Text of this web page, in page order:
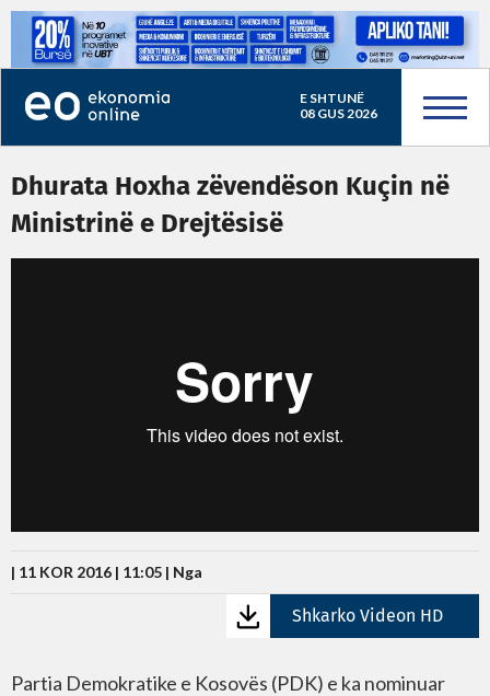
E SHTUNË
08 GUS 2026
Dhurata Hoxha zëvendëson Kuçin në
Ministrinë e Drejtësisë
| 11 KOR 2016 | 11:05 | Nga
Shkarko Videon HD
Partia Demokratike e Kosovës (PDK) e ka nominuar